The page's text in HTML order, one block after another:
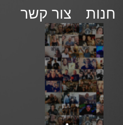
חנות
צור קשר